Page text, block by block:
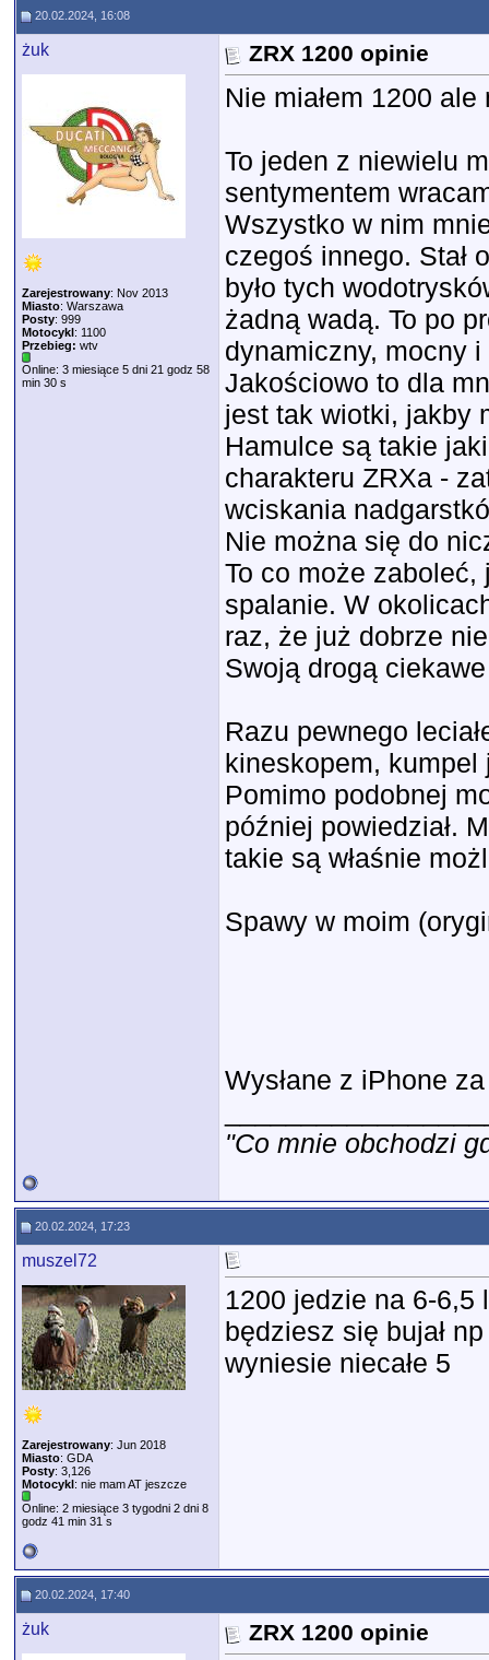
20.02.2024, 16:08
żuk
Zarejestrowany: Nov 2013
Miasto: Warszawa
Posty: 999
Motocykl: 1100
Przebieg: wtv
Online: 3 miesiące 5 dni 21 godz 58
min 30 s
ZRX 1200 opinie
Nie miałem 1200
To jeden z niewielu
sentymentem
Wszystko w nim
czegoś innego. Stał
było tych
żadną wadą. To po
dynamiczny, mocny i
Jakościowo to dla
jest tak wiotki, jakby
Hamulce są takie
charakteru ZRXa -
wciskania
Nie można się do
To co może
spalanie. W
raz, że już dobrze
Swoją drogą
Razu pewnego
kineskopem,
Pomimo podobnej
później powiedział.
takie są właśnie
Spawy w moim
Wysłane z iPhone
"Co mnie obchodzi
20.02.2024, 17:23
muszel72
Zarejestrowany: Jun 2018
Miasto: GDA
Posty: 3,126
Motocykl: nie mam AT jeszcze
Online: 2 miesiące 3 tygodni 2 dni 8
godz 41 min 31 s
1200 jedzie na 6-6,5
będziesz się bujał
wyniesie niecałe 5
20.02.2024, 17:40
żuk ZRX 1200 opinie